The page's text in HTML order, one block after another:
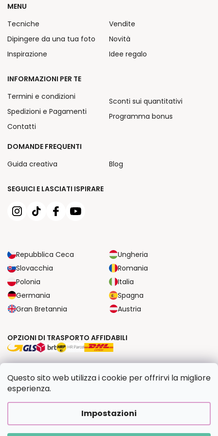
Questo sito web utilizza i cookie per offrirvi la migliore
esperienza.
Impostazioni
SEGUICI E LASCIATI ISPIRARE
Repubblica Ceca
Ungheria
Slovacchia
Romania
Polonia
Italia
Germania
Spagna
Gran Bretannia
Austria
MENU
Tecniche
Dipingere da una tua foto
Inspirazione
Vendite
Novità
Idee regalo
INFORMAZIONI PER TE
Termini e condizioni
Spedizioni e Pagamenti
Contatti
Sconti sui quantitativi
Programma bonus
DOMANDE FREQUENTI
Guida creativa
Blog
OPZIONI DI TRASPORTO AFFIDABILI
Creato da Shoptet Premium|UpraviloFV STUDIO
Copyright 2026Dipingilo.it. Tutti i diritti riservati.